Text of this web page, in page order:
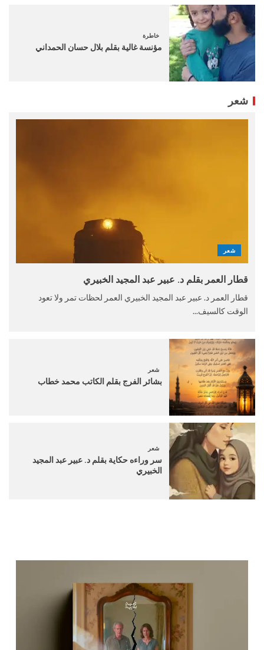
خاطرة
مؤنسة غالية بقلم بلال حسان الحمداني
شعر
شعر
قطار العمر بقلم د. عبير عبد المجيد الخبيري
قطار العمر د. عبير عبد المجيد الخبيري العمر لحظات تمر ولا تعود
الوقت كالسيف...
شعر
بشائر الفرج بقلم الكاتب محمد خطاب
شعر
سر وراءه حكاية بقلم د. عبير عبد المجيد
الخبيري